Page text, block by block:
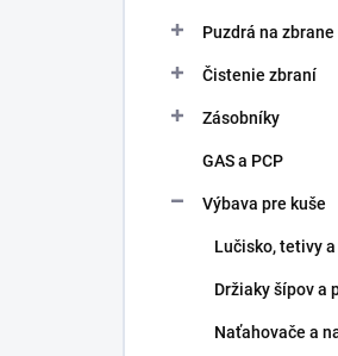
Puzdrá na zbrane
Čistenie zbraní
Zásobníky
GAS a PCP
Výbava pre kuše
Lučisko, tetivy
Držiaky šípov a
Naťahovače a